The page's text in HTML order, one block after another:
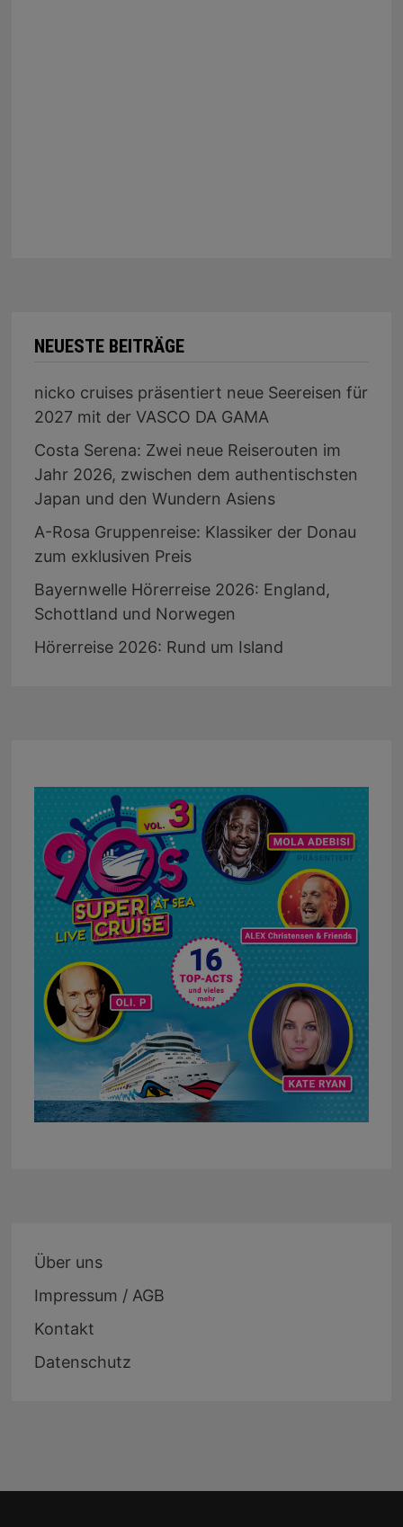
NEUESTE BEITRÄGE
nicko cruises präsentiert neue Seereisen für
2027 mit der VASCO DA GAMA
Costa Serena: Zwei neue Reiserouten im
Jahr 2026, zwischen dem authentischsten
Japan und den Wundern Asiens
A-Rosa Gruppenreise: Klassiker der Donau
zum exklusiven Preis
Bayernwelle Hörerreise 2026: England,
Schottland und Norwegen
Hörerreise 2026: Rund um Island
Über uns
Impressum / AGB
Kontakt
Datenschutz